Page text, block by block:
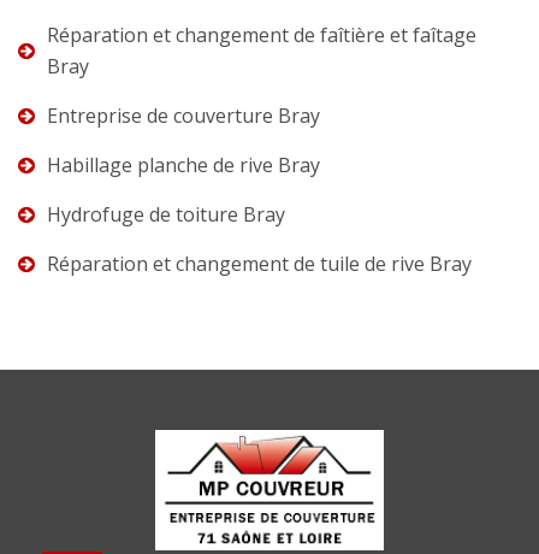
Réparation et changement de faîtière et faîtage
Bray
Entreprise de couverture Bray
Habillage planche de rive Bray
Hydrofuge de toiture Bray
Réparation et changement de tuile de rive Bray